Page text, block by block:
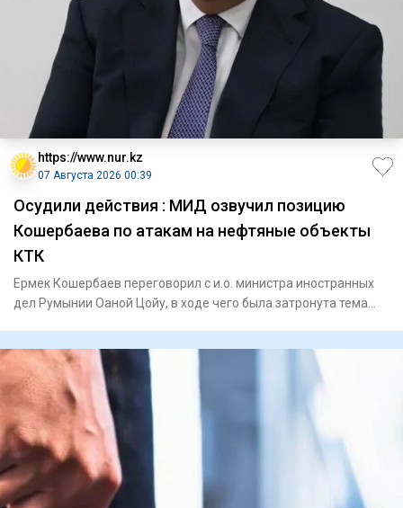
https://www.nur.kz
07 Августа 2026 00:39
Осудили действия : МИД озвучил позицию
Кошербаева по атакам на нефтяные объекты
КТК
Ермек Кошербаев переговорил с и.о. министра иностранных
дел Румынии Оаной Цойу, в ходе чего была затронута тема